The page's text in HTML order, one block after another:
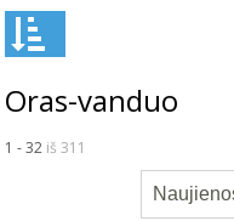
Oras-vanduo
1 - 32 iš 311